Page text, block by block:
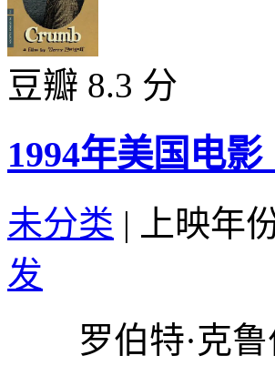
豆瓣 8.3 分
1994年美国电
未分类 | 上映年
发
罗伯特·克鲁